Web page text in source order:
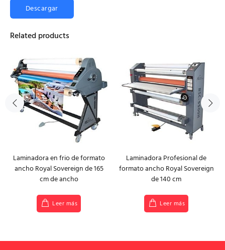
Descargar
Related products
Laminadora en frio de formato
ancho Royal Sovereign de 165
cm de ancho
Leer más
Laminadora Profesional de
formato ancho Royal Sovereign
de 140 cm
Leer más